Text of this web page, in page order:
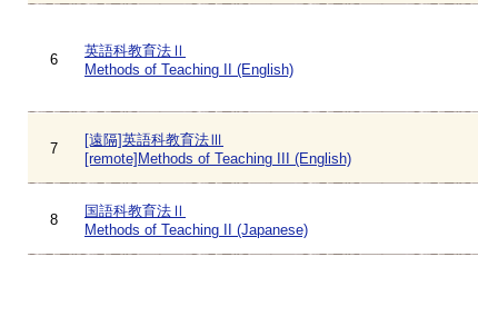
6
英語科教育法Ⅱ
Methods of Teaching II (English)
7
[遠隔]英語科教育法Ⅲ
[remote]Methods of Teaching III (English)
8
国語科教育法Ⅱ
Methods of Teaching II (Japanese)